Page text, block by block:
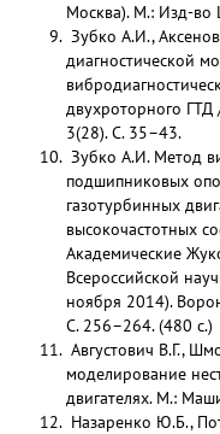
Москва). М.: Изд-
Зубко А.И.,
диагностической
двухроторного
3(28). С. 35–43.
Зубко А.И. Метод
подшипниковых
газотурбинных
высокочастотных
Академические
Всероссийской
ноября 2014).
С. 256–264. (480 с.)
Августович В.Г.,
моделирование
двигателях. М.:
Назаренко Ю.Б.,